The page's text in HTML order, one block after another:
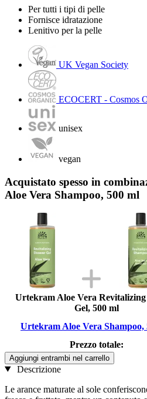
Per tutti i tipi di pelle
Fornisce idratazione
Lenitivo per la pelle
UK Vegan Society
ECOCERT - Cosmos
unisex
vegan
Acquistato spesso in
Aloe Vera Shampoo, 500 ml
Urtekram Aloe Vera
Gel, 500 ml
Urtekram Aloe Vera Shampoo,
Prezzo totale:
Aggiungi entrambi nel carrello
Descrizione
Le arance maturate al sole